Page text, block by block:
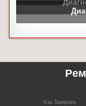
Kia Sorento